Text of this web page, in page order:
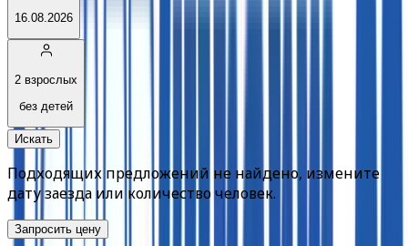
16.08.2026
2 взрослых
без детей
Искать
Подходящих предложений не найдено, измените
дату заезда или количество человек.
Запросить цену